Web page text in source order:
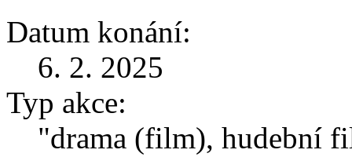
Datum konání:
6. 2. 2025
Typ akce:
"drama (film), hudební